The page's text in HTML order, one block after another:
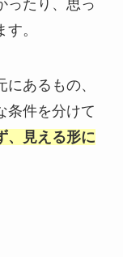
ったり、思っ
。
あるもの、
条件を分けて
、見える形に